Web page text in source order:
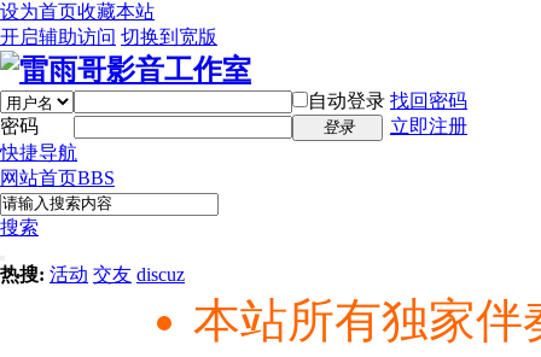
设为首页收藏本站
开启辅助访问 切换到宽版
自动登录 找回密码
密码
登录
立即注册
快捷导航
网站首页BBS
搜索
热搜: 活动 交友 discuz
本站所有独家伴